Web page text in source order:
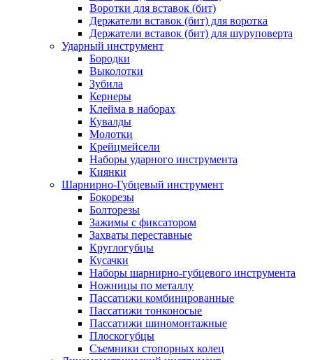
Воротки для вставок (бит)
Держатели вставок (бит) для воротка
Держатели вставок (бит) для шуруповерта
Ударный инструмент
Бородки
Выколотки
Зубила
Кернеры
Клейма в наборах
Кувалды
Молотки
Крейцмейсели
Наборы ударного инструмента
Киянки
Шарнирно-Губцевый инструмент
Бокорезы
Болторезы
Зажимы с фиксатором
Захваты переставные
Круглогубцы
Кусачки
Наборы шарнирно-губцевого инструмента
Ножницы по металлу
Пассатижи комбинированные
Пассатижи тонконосые
Пассатижи шиномонтажные
Плоскогубцы
Съемники стопорных колец